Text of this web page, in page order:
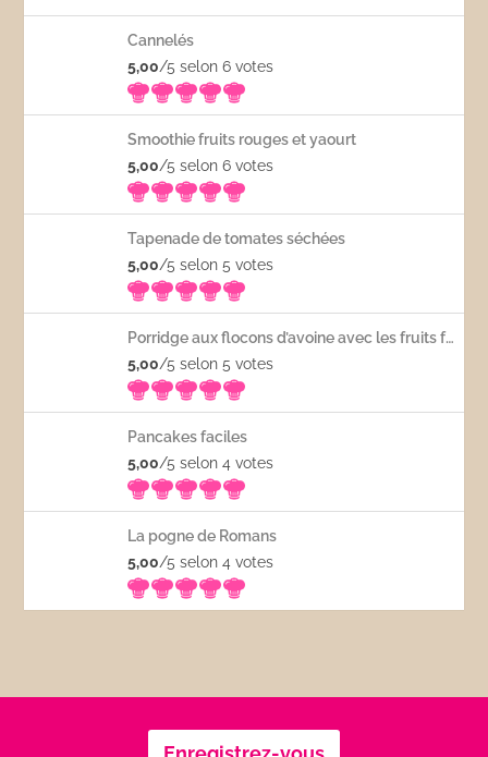
Cannelés
5,00/5 selon 6votes
Smoothie fruits rouges et yaourt
5,00/5 selon 6votes
Tapenade de tomates séchées
5,00/5 selon 5votes
Porridge aux flocons d’avoine avec les fruits frais
5,00/5 selon 5votes
Pancakes faciles
5,00/5 selon 4votes
La pogne de Romans
5,00/5 selon 4votes